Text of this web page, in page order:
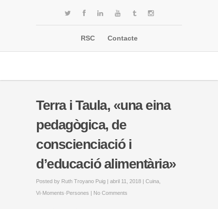
RSC Contacte
Terra i Taula, «una eina
pedagògica, de
conscienciació i
d’educació alimentària»
Posted by Ruth Troyano Puig | abril 11, 2018 | Cuina
Vi·Moments·Persones
No Comments